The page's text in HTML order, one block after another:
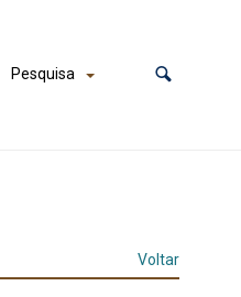
Pesquisa
Voltar